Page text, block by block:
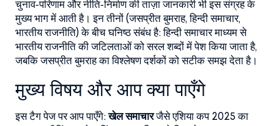
चुनाव‑परिणाम और नीति‑निर्माण की ताज़ा जानकारी भी इस संग्रह के
मुख्य भाग में आती है। इन तीनों (जसप्रीत बुमराह, हिन्दी समाचार,
भारतीय राजनीति) के बीच घनिष्ठ संबंध है: हिन्दी समाचार माध्यम से
भारतीय राजनीति की जटिलताओं को सरल शब्दों में पेश किया जाता है,
जबकि जसप्रीत बुमराह का विश्लेषण दर्शकों को सटीक समझ देता है।
मुख्य विषय और आप क्या पाएँगे
इस टैग पेज पर आप पाएँगे:खेल समाचारजैसे एशिया कप 2025 का